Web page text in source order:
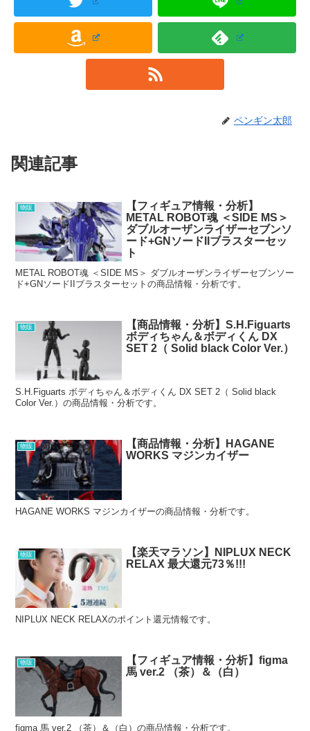
ペンギン太郎
関連記事
物販
【フィギュア情報・分析】
METAL ROBOT魂 ＜SIDE MS＞
ダブルオーザンライザーセブンソ
ード+GNソードIIブラスターセッ
ト
METAL ROBOT魂 ＜SIDE MS＞ ダブルオーザンライザーセブンソー
ド+GNソードIIブラスターセットの商品情報・分析です。
物販
【商品情報・分析】S.H.Figuarts
ボディちゃん＆ボディくん DX
SET 2（ Solid black Color Ver.）
S.H.Figuarts ボディちゃん＆ボディくん DX SET 2（ Solid black
Color Ver.）の商品情報・分析です。
物販
【商品情報・分析】HAGANE
WORKS マジンカイザー
HAGANE WORKS マジンカイザーの商品情報・分析です。
物販
【楽天マラソン】NIPLUX NECK
RELAX 最大還元73％!!!
NIPLUX NECK RELAXのポイント還元情報です。
物販
【フィギュア情報・分析】figma
馬 ver.2 （茶）＆（白）
figma 馬 ver.2 （茶）＆（白）の商品情報・分析です。